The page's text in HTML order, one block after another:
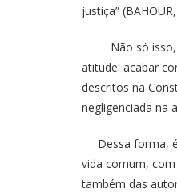
justiça”
Não só isso, a
atitude: acabar
descritos na
negligenciada na
Dessa forma, é
vida comum,
também das